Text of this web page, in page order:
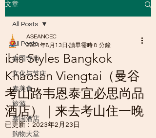
文章
All Posts
泰国寺庙
文化与节庆
泰美食
旅游
泰国酒店
购物天堂
All Posts
ibis Styles Bangkok
Khaosan Viengtai（曼谷
考山路韦恩泰宜必思尚品
酒店）｜来去考山住一晚
ASEANCEC
2021年8月13日 讀畢需時 8 分鐘
已更新： 2023年2月23日